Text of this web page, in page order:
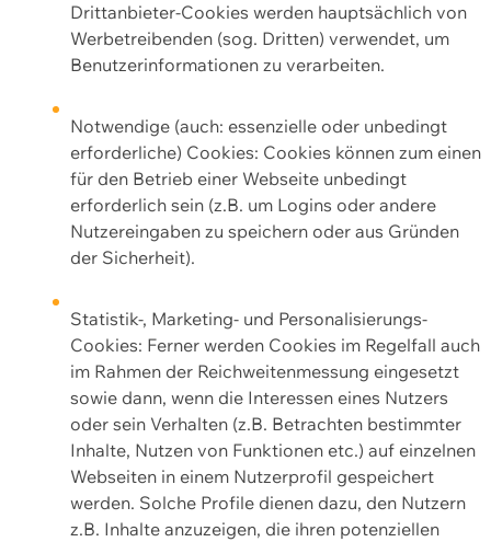
Drittanbieter-Cookies werden hauptsächlich von
Werbetreibenden (sog. Dritten) verwendet, um
Benutzerinformationen zu verarbeiten.
Notwendige (auch: essenzielle oder unbedingt
erforderliche) Cookies: Cookies können zum einen
für den Betrieb einer Webseite unbedingt
erforderlich sein (z.B. um Logins oder andere
Nutzereingaben zu speichern oder aus Gründen
der Sicherheit).
Statistik-, Marketing- und Personalisierungs-
Cookies: Ferner werden Cookies im Regelfall auch
im Rahmen der Reichweitenmessung eingesetzt
sowie dann, wenn die Interessen eines Nutzers
oder sein Verhalten (z.B. Betrachten bestimmter
Inhalte, Nutzen von Funktionen etc.) auf einzelnen
Webseiten in einem Nutzerprofil gespeichert
werden. Solche Profile dienen dazu, den Nutzern
z.B. Inhalte anzuzeigen, die ihren potenziellen